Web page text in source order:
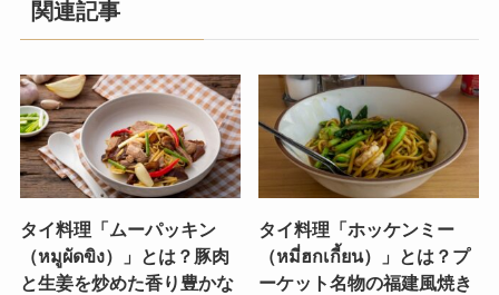
関連記事
タイ料理「ムーパッキン
（หมูผัดขิง）」とは？豚肉
と生姜を炒めた香り豊かな
タイ料理「ホッケンミー
（หมี่ฮกเกี้ยน）」とは？プ
ーケット名物の福建風焼き